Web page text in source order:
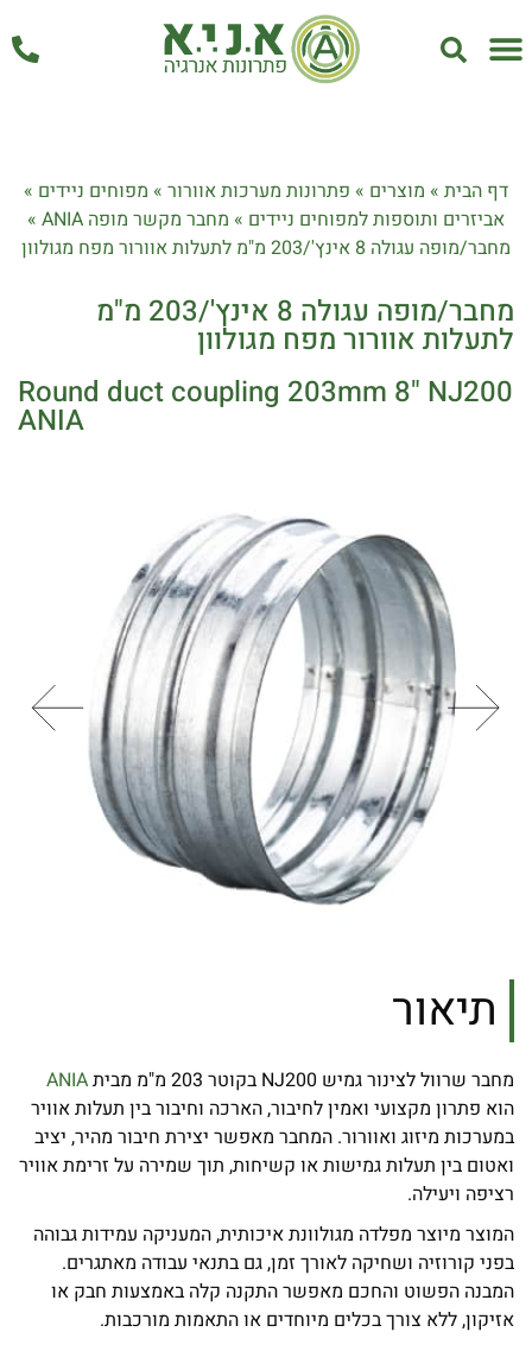
דף הבית » מוצרים » פתרונות מערכות אוורור » מפוחים ניידים »
אביזרים ותוספות למפוחים ניידים » מחבר מקשר מופה ANIA
»
מחבר/מופה עגולה 8 אינץ'/203 מ"מ לתעלות אוורור מפח מגולוון
מחבר/מופה עגולה 8 אינץ'/203 מ"מ
לתעלות אוורור מפח מגולוון
Round duct coupling 203mm 8" NJ200
ANIA
תיאור
מחבר שרוול לצינור גמיש NJ200 בקוטר 203 מ"מ מבית
ANIA
הוא פתרון מקצועי ואמין לחיבור, הארכה וחיבור בין תעלות אוויר
במערכות מיזוג ואוורור. המחבר מאפשר יצירת חיבור מהיר, יציב
ואטום בין תעלות גמישות או קשיחות, תוך שמירה על זרימת אוויר
רציפה ויעילה.
המוצר מיוצר מפלדה מגולוונת איכותית, המעניקה עמידות גבוהה
בפני קורוזיה ושחיקה לאורך זמן, גם בתנאי עבודה מאתגרים.
המבנה הפשוט והחכם מאפשר התקנה קלה באמצעות חבק או
אזיקון, ללא צורך בכלים מיוחדים או התאמות מורכבות.